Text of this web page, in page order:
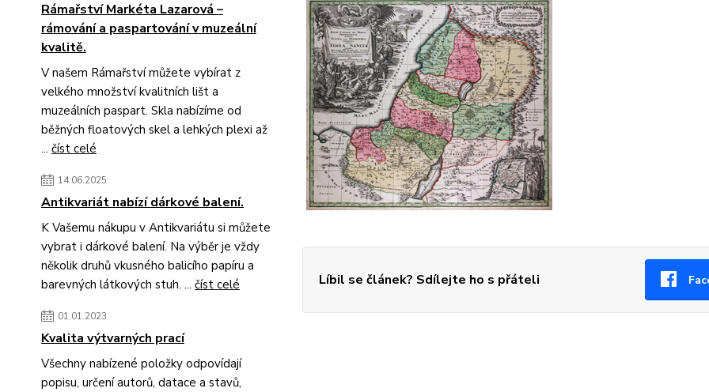
Rámařství Markéta Lazarová –
rámování a paspartování v muzeální
kvalitě.
V našem Rámařství můžete vybírat z
velkého množství kvalitních lišt a
muzeálních paspart. Skla nabízíme od
běžných floatových skel a lehkých plexi až
... číst celé
14.06.2025
Antikvariát nabízí dárkové balení.
K Vašemu nákupu v Antikvariátu si můžete
vybrat i dárkové balení. Na výběr je vždy
několik druhů vkusného balicího papíru a
barevných látkových stuh. ... číst celé
01.01.2023
Kvalita výtvarných prací
Všechny nabízené položky odpovídají
popisu, určení autorů, datace a stavů,
Líbil se článek? Sdílejte ho s přáteli